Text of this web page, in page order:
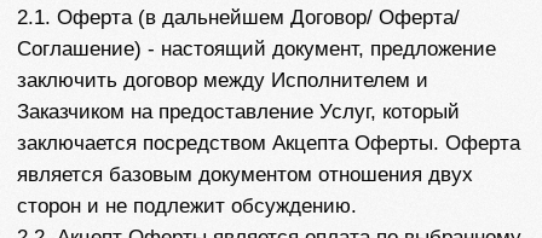
совершившее акцепт настоящей оферты.
2.5. Услуга - предоставляемые на возмездной
основе услуги по содействию в оформлении
выездных документов, под которыми понимается:
- въездная виза в следующие страны: США, страны
Шенгенского соглашения, Кипр, Китай, Япония,
Великобритания, Канада;
- загранпаспорт для граждан РФ;
- карта АТЭС.